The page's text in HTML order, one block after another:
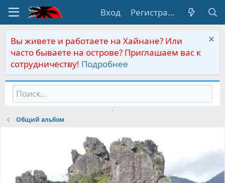
Вход Регистрация
Вы живете и работаете на Хайнане? Или
часто бываете на острове? Приглашаем вас к
сотрудничеству! Подробнее
Общий альбом